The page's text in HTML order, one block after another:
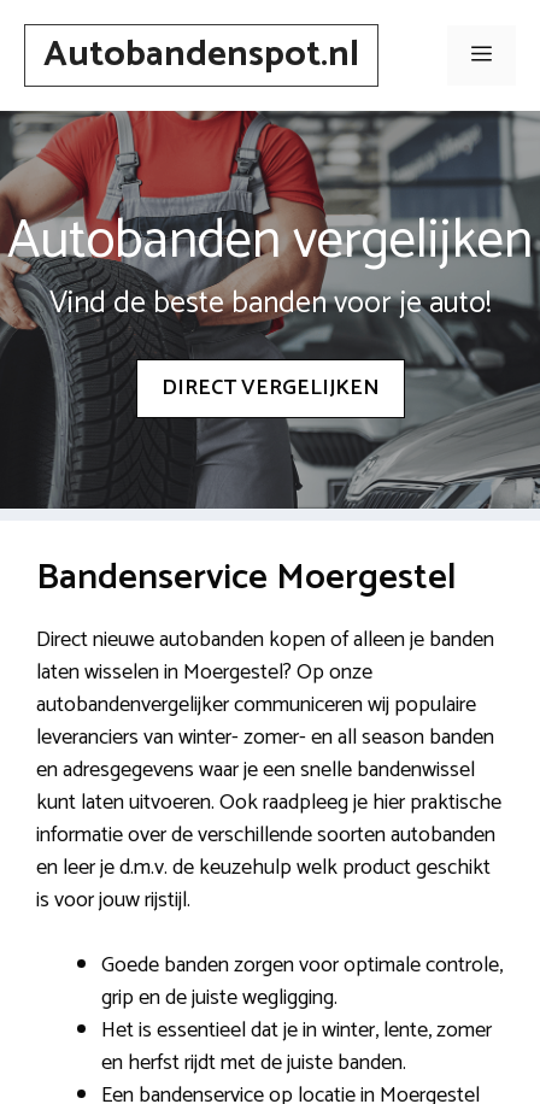
Spring
inhoudAutobandenspot.nl Menu
Autobanden vergelijken
Vind de beste banden voor je auto!
DIRECT VERGELIJKEN
Bandenservice Moergestel
Direct nieuwe autobanden kopen of alleen je banden
laten wisselen in Moergestel? Op onze
autobandenvergelijker communiceren wij populaire
leveranciers van winter- zomer- en all season banden
en adresgegevens waar je een snelle bandenwissel
kunt laten uitvoeren. Ook raadpleeg je hier praktische
informatie over de verschillende soorten autobanden
en leer je d.m.v. de keuzehulp welk product geschikt
is voor jouw rijstijl.
Goede banden zorgen voor optimale controle,
grip en de juiste wegligging.
Het is essentieel dat je in winter, lente, zomer
en herfst rijdt met de juiste banden.
Een bandenservice op locatie in Moergestel